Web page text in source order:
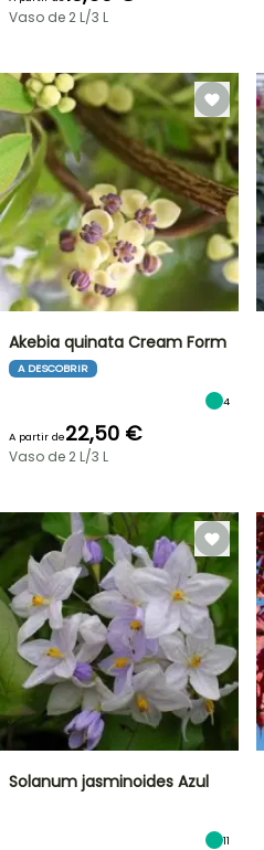
Vaso de 2 L/3 L
Akebia quinata Cream Form
A DESCOBRIR
4
A partir de22,50 €
Vaso de 2 L/3 L
Solanum jasminoides Azul
11